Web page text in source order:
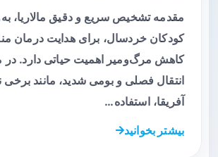
مقدمه تشخیص سریع و دقیق مالاریا،
کودکان خردسال، برای هدایت درمان
کاهش مرگ‌ومیر اهمیت حیاتی دارد. در
انتقال فصلی و بومی شدید، مانند
آفریقا، استفاده…
بیشتر بخوانید